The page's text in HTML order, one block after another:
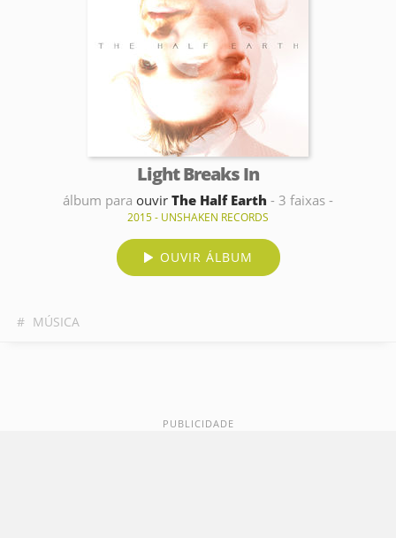
Light Breaks In
álbum para ouvir The Half Earth - 3 faixas -
2015 - UNSHAKEN RECORDS
OUVIR ÁLBUM
# MÚSICA